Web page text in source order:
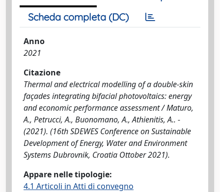
Scheda completa (DC)
Anno
2021
Citazione
Thermal and electrical modelling of a double-skin
façades integrating bifacial photovoltaics: energy
and economic performance assessment / Maturo,
A., Petrucci, A., Buonomano, A., Athienitis, A.. -
(2021). (16th SDEWES Conference on Sustainable
Development of Energy, Water and Environment
Systems Dubrovnik, Croatia Ottober 2021).
Appare nelle tipologie:
4.1 Articoli in Atti di convegno